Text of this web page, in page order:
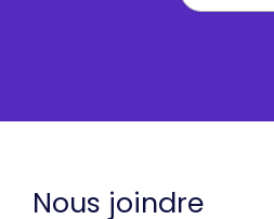
Nous joindre